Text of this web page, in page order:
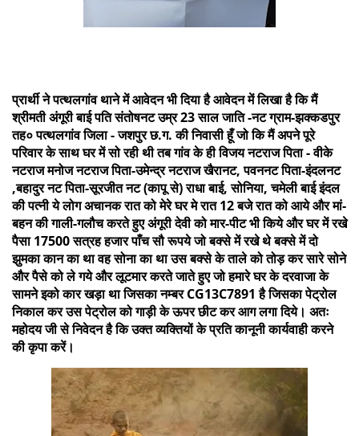
प्रार्थी ने पत्थलगांव थाने में आवेदन भी दिया है आवेदन में लिखा है कि मैं
श्रीमती अंगूरी बाई पति संतोषनट उम्र 23 साल जाति -नट ग्राम-झक्कडपुर
तह० पत्थलगांव जिला - जशपुर छ.ग. की निवासी हूँ जो कि मैं अपने पूरे
परिवार के साथ घर में सो रही थी तब गांव के ही विजय नटराज पिता - वीके
नटराज मनोज नटराज पिता-उमेन्द्र नटराज खैरानट, पवननट पिता-इंदलनट
,बहादुर नट पिता-सूरजीत नट (कापू से) राधा बाई, सोनिया, चमेली बाई इंदल
की पत्नी ये लोग अचानक रात को मेरे घर मे रात 12 बजे रात को आये और मां-
बहन की गाली-गलौच करते हुए अंगूरी देवी को मार-पीट भी किये और घर में रखे
पैसा 17500 सत्रह हजार पाँच सौ रूपये जो बक्से में रखे थे बक्से में दो
झुमका कान का था वह सोना का था उस बक्से के ताले को तोड़ कर सारे सोने
और पैसे को ले गये और लूटमार करते जाते हुए जो हमारे घर के दरवाजा के
सामने इको कार खड़ा था जिसका नम्बर CG13C7891 है जिसका पेट्रोल
निकाल कर उस पेट्रोल को गाड़ी के ऊपर छीट कर आग लगा दिये। अतः
महोदय जी से निवेदन है कि उक्त व्यक्तियों के प्रति कानूनी कार्यवाही करने
की कृपा करें।